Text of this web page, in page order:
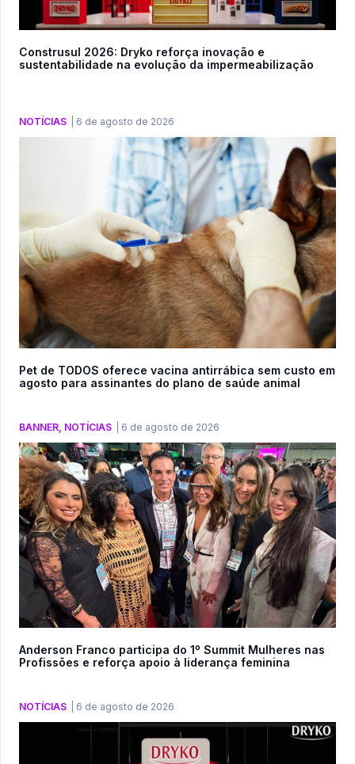
Construsul 2026: Dryko reforça inovação e
sustentabilidade na evolução da impermeabilização
NOTÍCIAS 6 de agosto de 2026
Pet de TODOS oferece vacina antirrábica sem custo em
agosto para assinantes do plano de saúde animal
BANNER, NOTÍCIAS 6 de agosto de 2026
Anderson Franco participa do 1º Summit Mulheres nas
Profissões e reforça apoio à liderança feminina
NOTÍCIAS 6 de agosto de 2026